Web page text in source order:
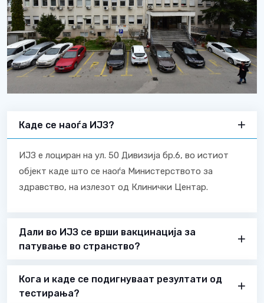
Каде се наоѓа ИЈЗ?
ИЈЗ е лоциран на ул. 50 Дивизија бр.6, во истиот
објект каде што се наоѓа Министерството за
здравство, на излезот од Клинички Центар.
Дали во ИЈЗ се врши вакцинација за
патување во странство?
Кога и каде се подигнуваат резултати од
тестирања?